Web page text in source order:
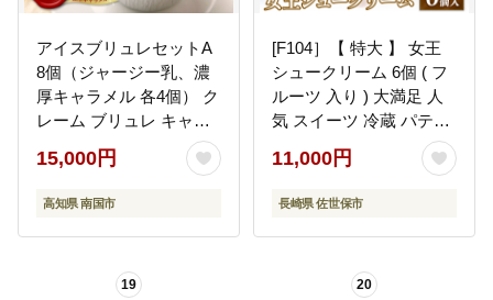
アイスブリュレセットA
8個（ジャージー乳、濃
厚キャラメル 各4個） ク
レーム ブリュレ キャラ
メル プリン クレームブ
リュレ おやつ お菓子 ス
イーツ スウィーツ 贈答
ト 送料無料 人気 おすす
15,000円
高知県 南国市
[F104］【 特大 】 女王
シュークリーム 6個 ( フ
ルーツ 入り ) 大満足 人
気 スイーツ 冷蔵 パティ
シエ 手作り カスタード
りんご バナナ キウイ 洋
菓子 デザート 菓子 ギフ
佐世保市
11,000円
長崎県 佐世保市
19 20